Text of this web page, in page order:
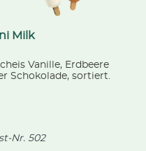
Milk
Vanille, Erdbeere
Schokolade, sortiert.
Nr. 502